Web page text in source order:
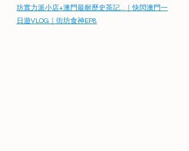
坊實力派小店+澳門最耐歷史茶記...｜快閃澳門一
日遊VLOG｜街坊食神EP8